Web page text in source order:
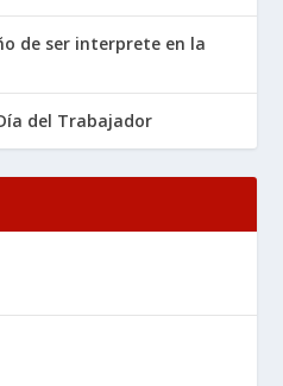
de ser interprete en la
del Trabajador